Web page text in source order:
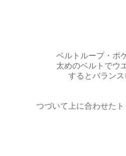
ベルトループ・ポ
太めのベルトでウ
するとバラン
つづいて上に合わせたト